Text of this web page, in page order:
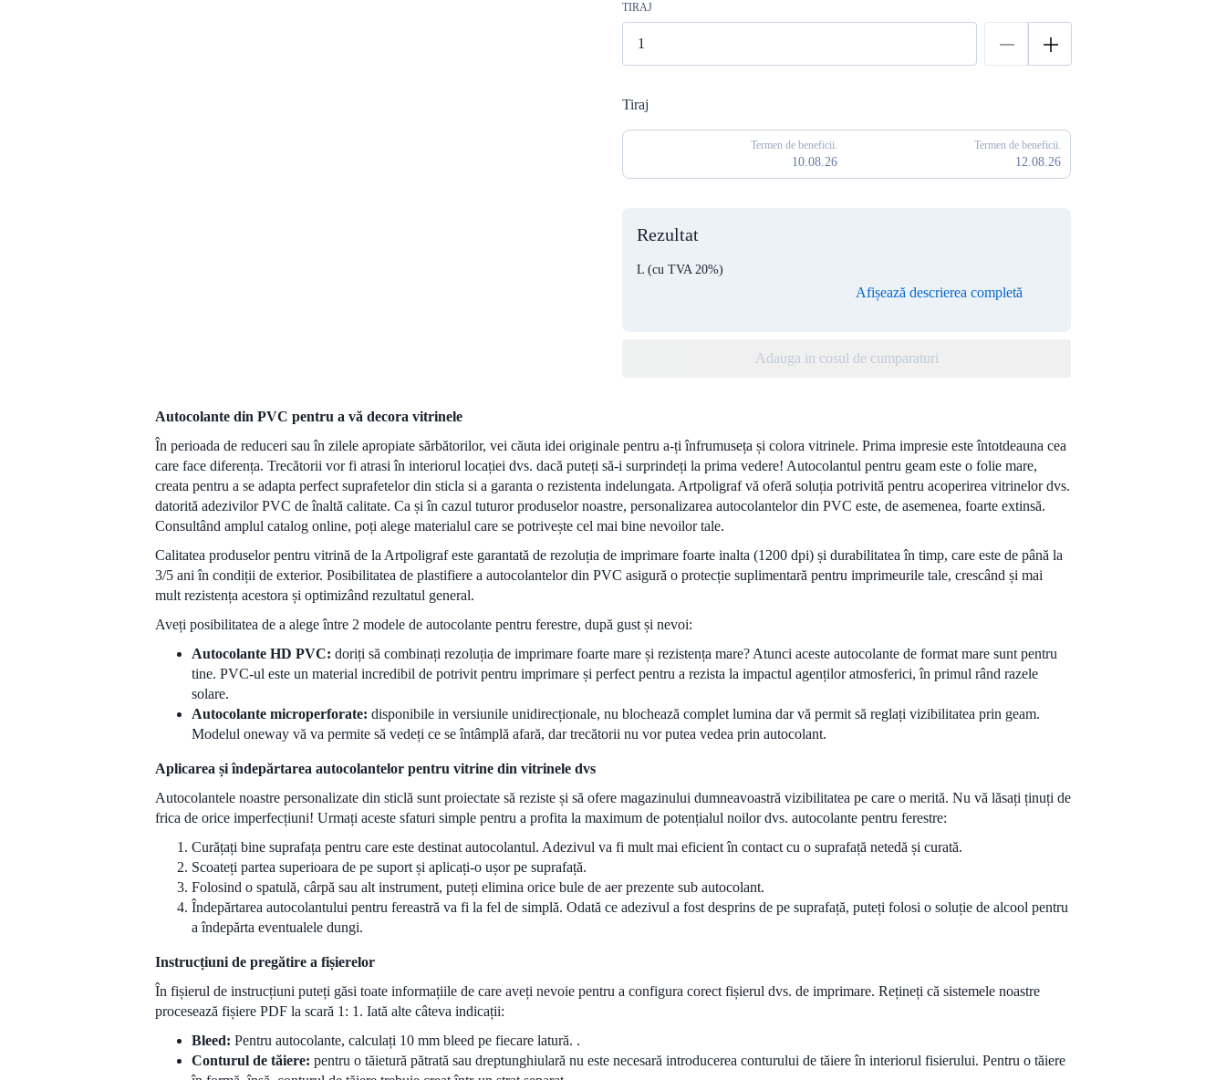
TIRAJ
Tiraj
Termen de beneficii.
10.08.26
Termen de beneficii.
12.08.26
Rezultat
L (cu TVA 20%)
Afișează descrierea completă
Adauga in cosul de cumparaturi
Autocolante din PVC pentru a vă decora vitrinele
În perioada de reduceri sau în zilele apropiate sărbătorilor, vei căuta idei originale pentru a-ți înfrumuseța și colora vitrinele. Prima impresie este întotdeauna cea
care face diferența. Trecătorii vor fi atrasi în interiorul locației dvs. dacă puteți să-i surprindeți la prima vedere! Autocolantul pentru geam este o folie mare,
creata pentru a se adapta perfect suprafetelor din sticla si a garanta o rezistenta indelungata. Artpoligraf vă oferă soluția potrivită pentru acoperirea vitrinelor dvs.
datorită adezivilor PVC de înaltă calitate. Ca și în cazul tuturor produselor noastre, personalizarea autocolantelor din PVC este, de asemenea, foarte extinsă.
Consultând amplul catalog online, poți alege materialul care se potrivește cel mai bine nevoilor tale.
Calitatea produselor pentru vitrină de la Artpoligraf este garantată de rezoluția de imprimare foarte inalta (1200 dpi) și durabilitatea în timp, care este de până la
3/5 ani în condiții de exterior. Posibilitatea de plastifiere a autocolantelor din PVC asigură o protecție suplimentară pentru imprimeurile tale, crescând și mai
mult rezistența acestora și optimizând rezultatul general.
Aveți posibilitatea de a alege între 2 modele de autocolante pentru ferestre, după gust și nevoi:
Autocolante HD PVC: doriți să combinați rezoluția de imprimare foarte mare și rezistența mare? Atunci aceste autocolante de format mare sunt pentru
tine. PVC-ul este un material incredibil de potrivit pentru imprimare și perfect pentru a rezista la impactul agenților atmosferici, în primul rând razele
solare.
Autocolante microperforate: disponibile in versiunile unidirecționale, nu blochează complet lumina dar vă permit să reglați vizibilitatea prin geam.
Modelul oneway vă va permite să vedeți ce se întâmplă afară, dar trecătorii nu vor putea vedea prin autocolant.
Aplicarea și îndepărtarea autocolantelor pentru vitrine din vitrinele dvs
Autocolantele noastre personalizate din sticlă sunt proiectate să reziste și să ofere magazinului dumneavoastră vizibilitatea pe care o merită. Nu vă lăsați ținuți de
frica de orice imperfecțiuni! Urmați aceste sfaturi simple pentru a profita la maximum de potențialul noilor dvs. autocolante pentru ferestre:
Curățați bine suprafața pentru care este destinat autocolantul. Adezivul va fi mult mai eficient în contact cu o suprafață netedă și curată.
Scoateți partea superioara de pe suport și aplicați-o ușor pe suprafață.
Folosind o spatulă, cârpă sau alt instrument, puteți elimina orice bule de aer prezente sub autocolant.
Îndepărtarea autocolantului pentru fereastră va fi la fel de simplă. Odată ce adezivul a fost desprins de pe suprafață, puteți folosi o soluție de alcool pentru
a îndepărta eventualele dungi.
Instrucțiuni de pregătire a fișierelor
În fișierul de instrucțiuni puteți găsi toate informațiile de care aveți nevoie pentru a configura corect fișierul dvs. de imprimare. Rețineți că sistemele noastre
procesează fișiere PDF la scară 1: 1. Iată alte câteva indicații:
Bleed: Pentru autocolante, calculați 10 mm bleed pe fiecare latură. .
Conturul de tăiere: pentru o tăietură pătrată sau dreptunghiulară nu este necesară introducerea conturului de tăiere în interiorul fisierului. Pentru o tăiere